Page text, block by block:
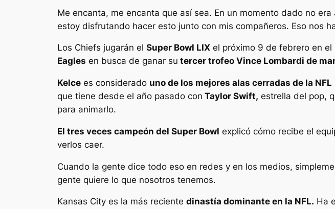
Me encanta, me encanta que así sea. En un momento dado no era
estoy disfrutando hacer esto junto con mis compañeros. Eso nos
Los Chiefs jugarán el Super Bowl LIX el próximo 9 de febrero en el
Eagles en busca de ganar su tercer trofeo Vince Lombardi de
Kelce es considerado uno de los mejores alas cerradas de la NFL
que tiene desde el año pasado con Taylor Swift, estrella del pop,
para animarlo.
El tres veces campeón del Super Bowl explicó cómo recibe el
verlos caer.
Cuando la gente dice todo eso en redes y en los medios,
gente quiere lo que nosotros tenemos.
Kansas City es la más reciente dinastía dominante en la NFL. Ha